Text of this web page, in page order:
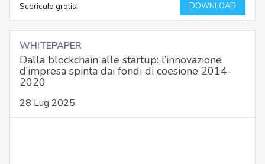
Scaricala gratis! DOWNLOAD
WHITEPAPER
Dalla blockchain alle startup: l’innovazione
d’impresa spinta dai fondi di coesione 2014-
2020
28 Lug 2025